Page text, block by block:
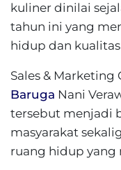
kuliner dinilai
tahun ini yang
hidup dan
Sales & Marketing
Baruga Nani
tersebut menjadi
masyarakat
ruang hidup yang